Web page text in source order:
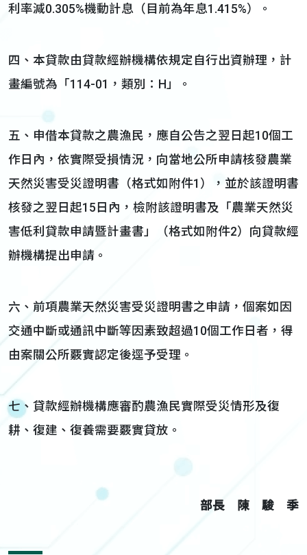
利率減0.305%機動計息（目前為年息1.415%）。
四、本貸款由貸款經辦機構依規定自行出資辦理，計
畫編號為「114-01，類別：H」。
五、申借本貸款之農漁民，應自公告之翌日起10個工
作日內，依實際受損情況，向當地公所申請核發農業
天然災害受災證明書（格式如附件1），並於該證明書
核發之翌日起15日內，檢附該證明書及「農業天然災
害低利貸款申請暨計畫書」（格式如附件2）向貸款經
辦機構提出申請。
六、前項農業天然災害受災證明書之申請，個案如因
交通中斷或通訊中斷等因素致超過10個工作日者，得
由案關公所覈實認定後逕予受理。
七、貸款經辦機構應審酌農漁民實際受災情形及復
耕、復建、復養需要覈實貸放。
部長 陳 駿 季